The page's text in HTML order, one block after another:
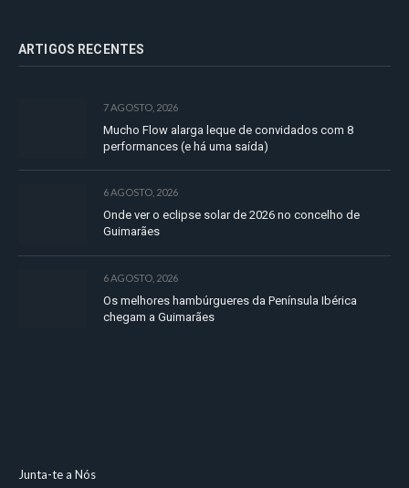
ARTIGOS RECENTES
7 AGOSTO, 2026
Mucho Flow alarga leque de convidados com 8
performances (e há uma saída)
6 AGOSTO, 2026
Onde ver o eclipse solar de 2026 no concelho de
Guimarães
6 AGOSTO, 2026
Os melhores hambúrgueres da Península Ibérica
chegam a Guimarães
Junta-te a Nós